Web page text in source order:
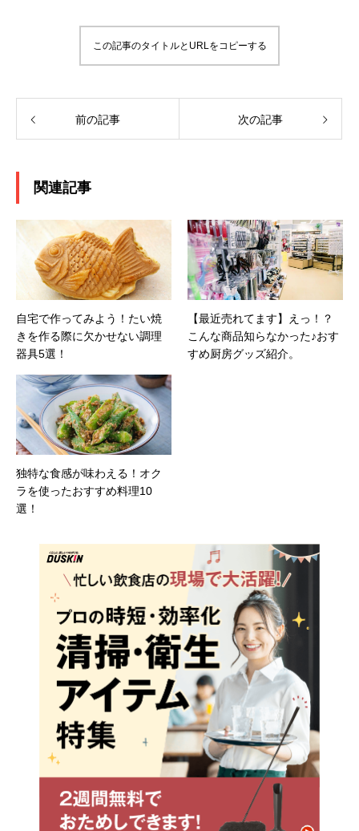
この記事のタイトルとURLをコピーする
前の記事 次の記事
関連記事
自宅で作ってみよう！たい焼
きを作る際に欠かせない調理
器具5選！
【最近売れてます】えっ！？
こんな商品知らなかった♪おす
すめ厨房グッズ紹介。
独特な食感が味わえる！オク
ラを使ったおすすめ料理10
選！